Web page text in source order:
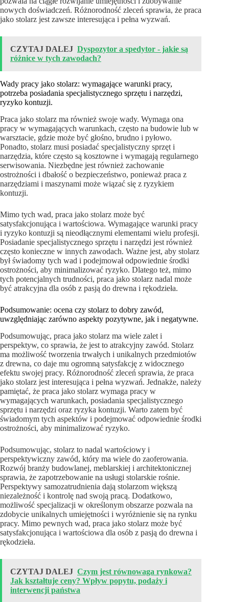
nowych doświadczeń. Różnorodność zleceń sprawia, że praca
jako stolarz jest zawsze interesująca i pełna wyzwań.
CZYTAJ DALEJ Dyspozytor a spedytor - jakie są
różnice w tych zawodach?
Wady pracy jako stolarz: wymagające warunki pracy,
potrzeba posiadania specjalistycznego sprzętu i narzędzi,
ryzyko kontuzji.
Praca jako stolarz ma również swoje wady. Wymaga ona
pracy w wymagających warunkach, często na budowie lub w
warsztacie, gdzie może być głośno, brudno i pyłowo.
Ponadto, stolarz musi posiadać specjalistyczny sprzęt i
narzędzia, które często są kosztowne i wymagają regularnego
serwisowania. Niezbędne jest również zachowanie
ostrożności i dbałość o bezpieczeństwo, ponieważ praca z
narzędziami i maszynami może wiązać się z ryzykiem
kontuzji.
Mimo tych wad, praca jako stolarz może być
satysfakcjonująca i wartościowa. Wymagające warunki pracy
i ryzyko kontuzji są nieodłącznymi elementami wielu profesji.
Posiadanie specjalistycznego sprzętu i narzędzi jest również
często konieczne w innych zawodach. Ważne jest, aby stolarz
był świadomy tych wad i podejmował odpowiednie środki
ostrożności, aby minimalizować ryzyko. Dlatego też, mimo
tych potencjalnych trudności, praca jako stolarz nadal może
być atrakcyjna dla osób z pasją do drewna i rękodzieła.
Podsumowanie: ocena czy stolarz to dobry zawód,
uwzględniając zarówno aspekty pozytywne, jak i negatywne.
Podsumowując, praca jako stolarz ma wiele zalet i
perspektyw, co sprawia, że jest to atrakcyjny zawód. Stolarz
ma możliwość tworzenia trwałych i unikalnych przedmiotów
z drewna, co daje mu ogromną satysfakcję z widocznego
efektu swojej pracy. Różnorodność zleceń sprawia, że praca
jako stolarz jest interesująca i pełna wyzwań. Jednakże, należy
pamiętać, że praca jako stolarz wymaga pracy w
wymagających warunkach, posiadania specjalistycznego
sprzętu i narzędzi oraz ryzyka kontuzji. Warto zatem być
świadomym tych aspektów i podejmować odpowiednie środki
ostrożności, aby minimalizować ryzyko.
Podsumowując, stolarz to nadal wartościowy i
perspektywiczny zawód, który ma wiele do zaoferowania.
Rozwój branży budowlanej, meblarskiej i architektonicznej
sprawia, że zapotrzebowanie na usługi stolarskie rośnie.
Perspektywy samozatrudnienia dają stolarzom większą
niezależność i kontrolę nad swoją pracą. Dodatkowo,
możliwość specjalizacji w określonym obszarze pozwala na
zdobycie unikalnych umiejętności i wyróżnienie się na rynku
pracy. Mimo pewnych wad, praca jako stolarz może być
satysfakcjonująca i wartościowa dla osób z pasją do drewna i
rękodzieła.
CZYTAJ DALEJ Czym jest równowaga rynkowa?
Jak kształtuje ceny? Wpływ popytu, podaży i
interwencji państwa